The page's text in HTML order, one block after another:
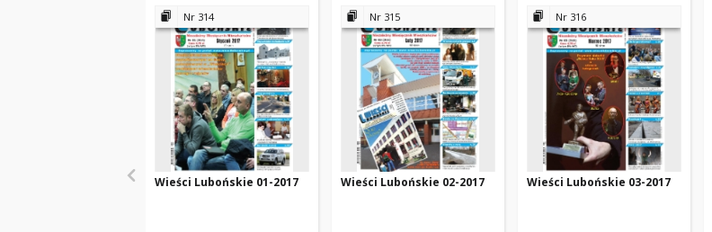
Nr 314
Wieści Lubońskie 01-2017
Nr 315
Wieści Lubońskie 02-2017
Nr 316
Wieści Lubońskie 03-2017